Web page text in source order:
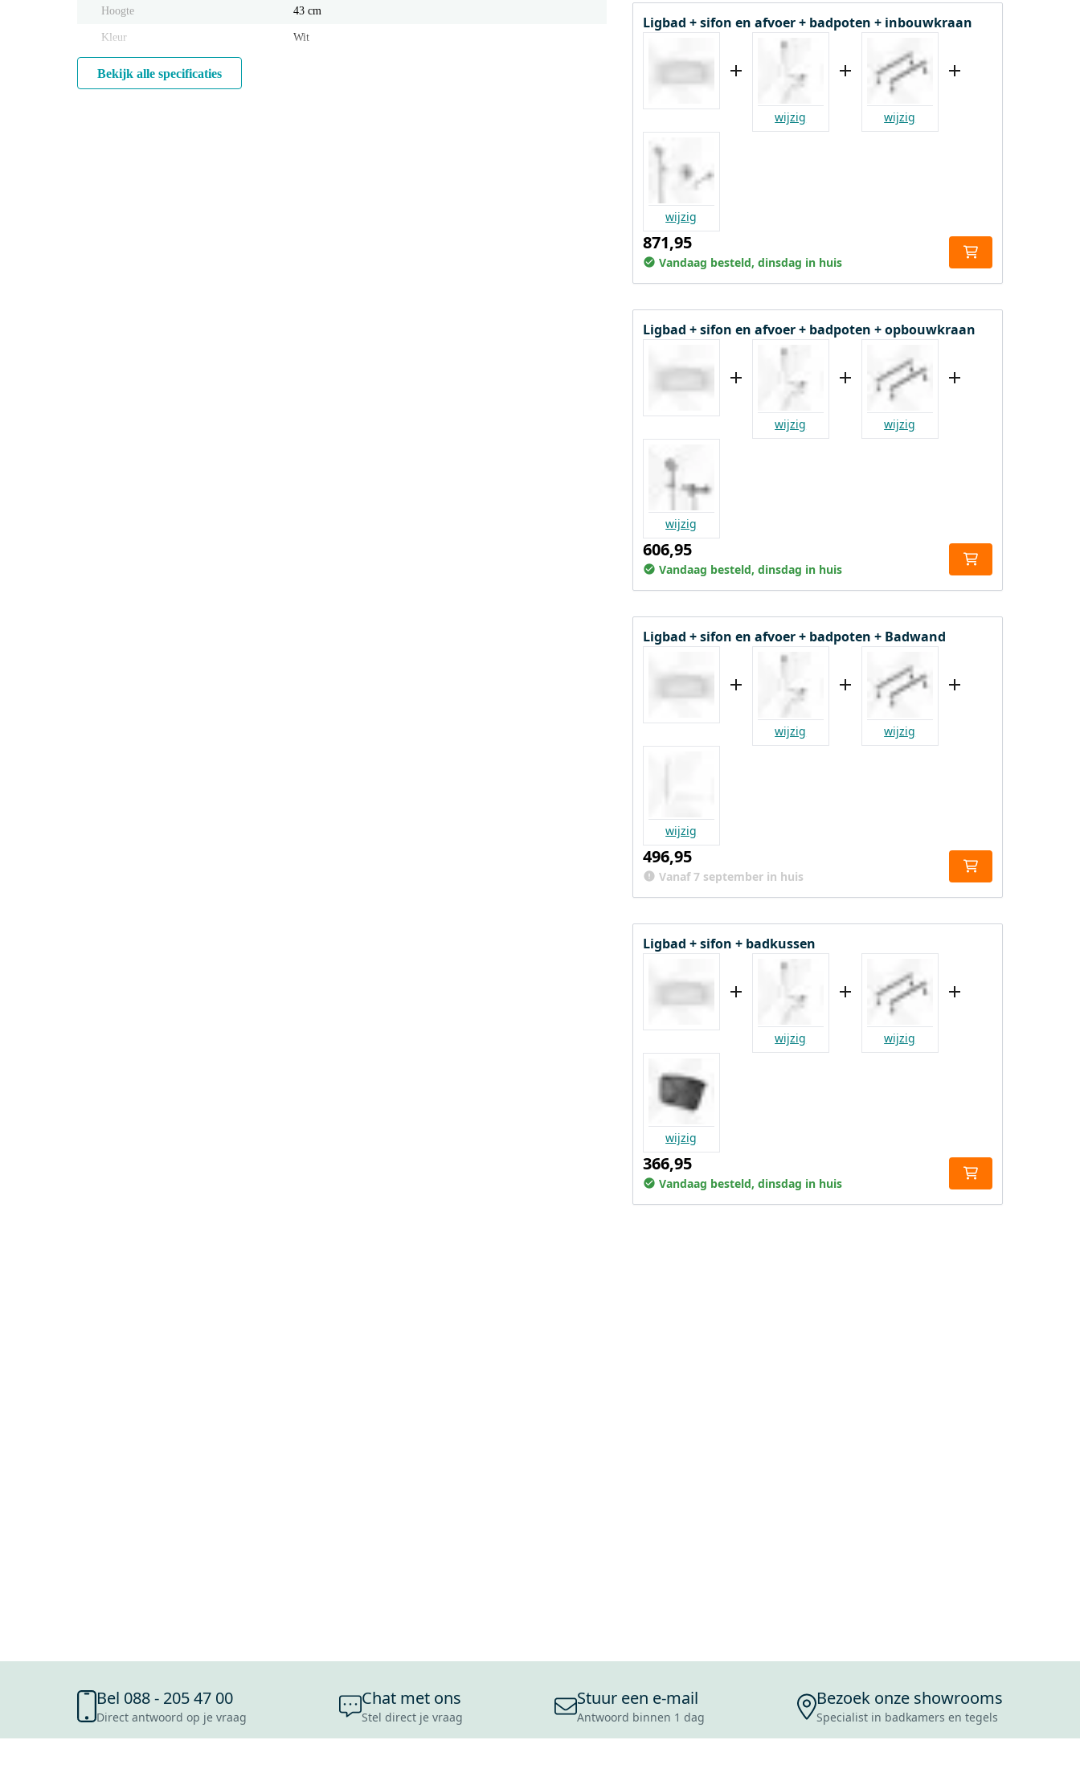
Hoogte 43 cm
Kleur Wit
Bekijk alle specificaties
Ligbad + sifon en afvoer + badpoten + inbouwkraan
wijzig wijzig
wijzig
871,95
Vandaag besteld, dinsdag in huis
Ligbad + sifon en afvoer + badpoten + opbouwkraan
wijzig wijzig
wijzig
606,95
Vandaag besteld, dinsdag in huis
Ligbad + sifon en afvoer + badpoten + Badwand
wijzig wijzig
wijzig
496,95
Vanaf 7 september in huis
Ligbad + sifon + badkussen
wijzig wijzig
wijzig
366,95
Vandaag besteld, dinsdag in huis
Bel 088 - 205 47 00
Direct antwoord op je vraag
Chat met ons
Stel direct je vraag
Stuur een e-mail
Antwoord binnen 1 dag
Bezoek onze showrooms
Specialist in badkamers en tegels